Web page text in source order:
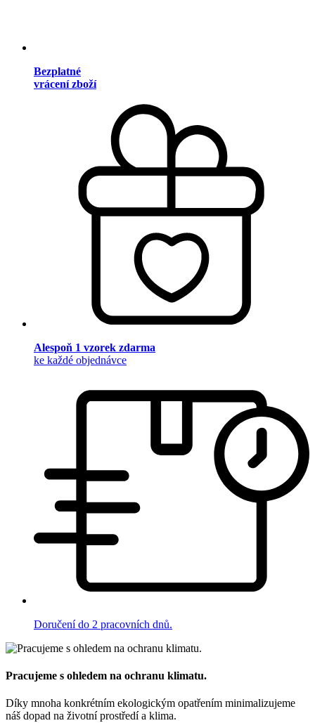
Bezplatné
vrácení zboží
Alespoň 1 vzorek zdarma
ke každé objednávce
Doručení do 2 pracovních dnů.
Pracujeme s ohledem na ochranu klimatu.
Díky mnoha konkrétním ekologickým opatřením minimalizujeme
náš dopad na životní prostředí a klima.